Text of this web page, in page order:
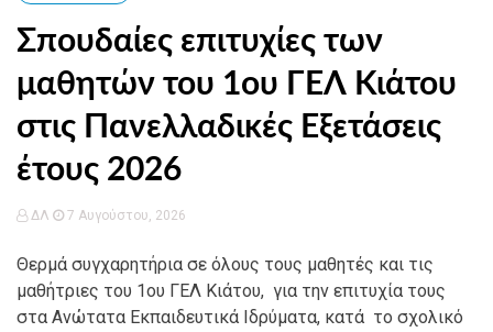
Σπουδαίες επιτυχίες των
μαθητών του 1ου ΓΕΛ Κιάτου
στις Πανελλαδικές Εξετάσεις
έτους 2026
ΔΛ 7 Αυγούστου, 2026
Θερμά συγχαρητήρια σε όλους τους μαθητές και τις
μαθήτριες του 1ου ΓΕΛ Κιάτου, για την επιτυχία τους
στα Ανώτατα Εκπαιδευτικά Ιδρύματα, κατά το σχολικό